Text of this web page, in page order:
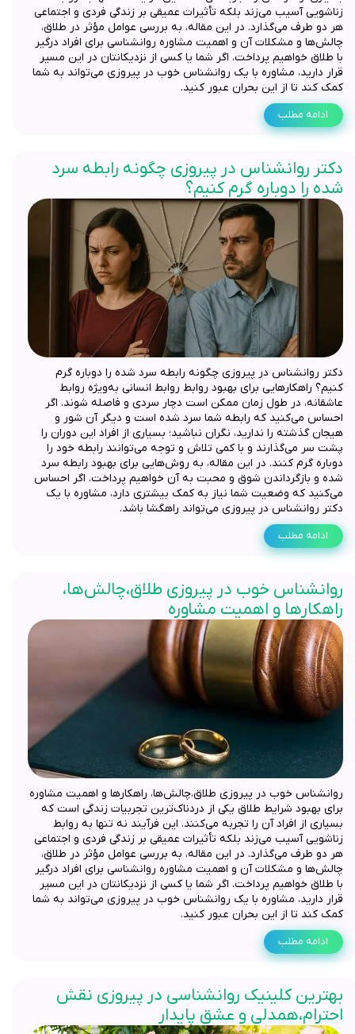
زناشویی آسیب می‌زند بلکه تأثیرات عمیقی بر زندگی فردی و اجتماعی
هر دو طرف می‌گذارد. در این مقاله، به بررسی عوامل مؤثر در طلاق،
چالش‌ها و مشکلات آن و اهمیت مشاوره روانشناسی برای افراد درگیر
با طلاق خواهیم پرداخت. اگر شما یا کسی از نزدیکانتان در این مسیر
قرار دارید، مشاوره با یک روانشناس خوب در پیروزی می‌تواند به شما
کمک کند تا از این بحران عبور کنید.
ادامه مطلب
دکتر روانشناس در پیروزی چگونه رابطه سرد
شده را دوباره گرم کنیم؟
دکتر روانشناس در پیروزی چگونه رابطه سرد شده را دوباره گرم
کنیم؟ راهکارهایی برای بهبود روابط روابط انسانی به‌ویژه روابط
عاشقانه، در طول زمان ممکن است دچار سردی و فاصله شوند. اگر
احساس می‌کنید که رابطه شما سرد شده است و دیگر آن شور و
هیجان گذشته را ندارید، نگران نباشید؛ بسیاری از افراد این دوران را
پشت سر می‌گذارند و با کمی تلاش و توجه می‌توانند رابطه خود را
دوباره گرم کنند. در این مقاله، به روش‌هایی برای بهبود رابطه سرد
شده و بازگرداندن شوق و محبت به آن خواهیم پرداخت. اگر احساس
می‌کنید که وضعیت شما نیاز به کمک بیشتری دارد، مشاوره با یک
دکتر روانشناس در پیروزی می‌تواند راهگشا باشد.
ادامه مطلب
روانشناس خوب در پیروزی طلاق،چالش‌ها،
راهکارها و اهمیت مشاوره
روانشناس خوب در پیروزی طلاق،چالش‌ها، راهکارها و اهمیت مشاوره
برای بهبود شرایط طلاق یکی از دردناک‌ترین تجربیات زندگی است که
بسیاری از افراد آن را تجربه می‌کنند. این فرآیند نه تنها به روابط
زناشویی آسیب می‌زند بلکه تأثیرات عمیقی بر زندگی فردی و اجتماعی
هر دو طرف می‌گذارد. در این مقاله، به بررسی عوامل مؤثر در طلاق،
چالش‌ها و مشکلات آن و اهمیت مشاوره روانشناسی برای افراد درگیر
با طلاق خواهیم پرداخت. اگر شما یا کسی از نزدیکانتان در این مسیر
قرار دارید، مشاوره با یک روانشناس خوب در پیروزی می‌تواند به شما
کمک کند تا از این بحران عبور کنید.
ادامه مطلب
بهترین کلینیک روانشناسی در پیروزی نقش
احترام،همدلی و عشق پایدار